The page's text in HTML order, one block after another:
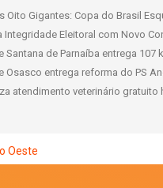
Oito Gigantes: Copa do Brasil
Integridade Eleitoral com Novo
Santana de Parnaíba entrega
Osasco entrega reforma do PS
atendimento veterinário gratuito